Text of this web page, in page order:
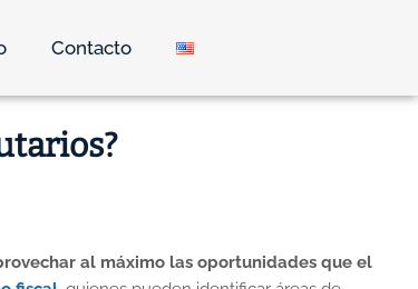
Contacto
al máximo las oportunidades que el